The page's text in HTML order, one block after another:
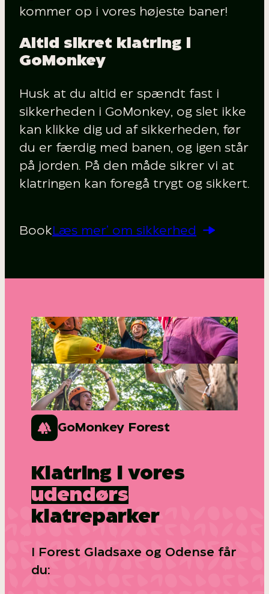
kommer op i vores højeste baner!
Altid sikret klatring i
GoMonkey
Husk at du altid er spændt fast i
sikkerheden i GoMonkey, og slet ikke
kan klikke dig ud af sikkerheden, før
du er færdig med banen, og igen står
på jorden. På den måde sikrer vi at
klatringen kan foregå trygt og sikkert.
Book Læs mer’ om sikkerhed
GoMonkey Forest
Klatring i vores
udendørs
klatreparker
I Forest Gladsaxe og Odense får
du: